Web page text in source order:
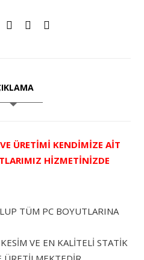
ÜRETİMİ KENDİMİZE AİT
HİZMETİNİZDE
TÜM PC BOYUTLARINA
VE EN KALİTELİ STATİK